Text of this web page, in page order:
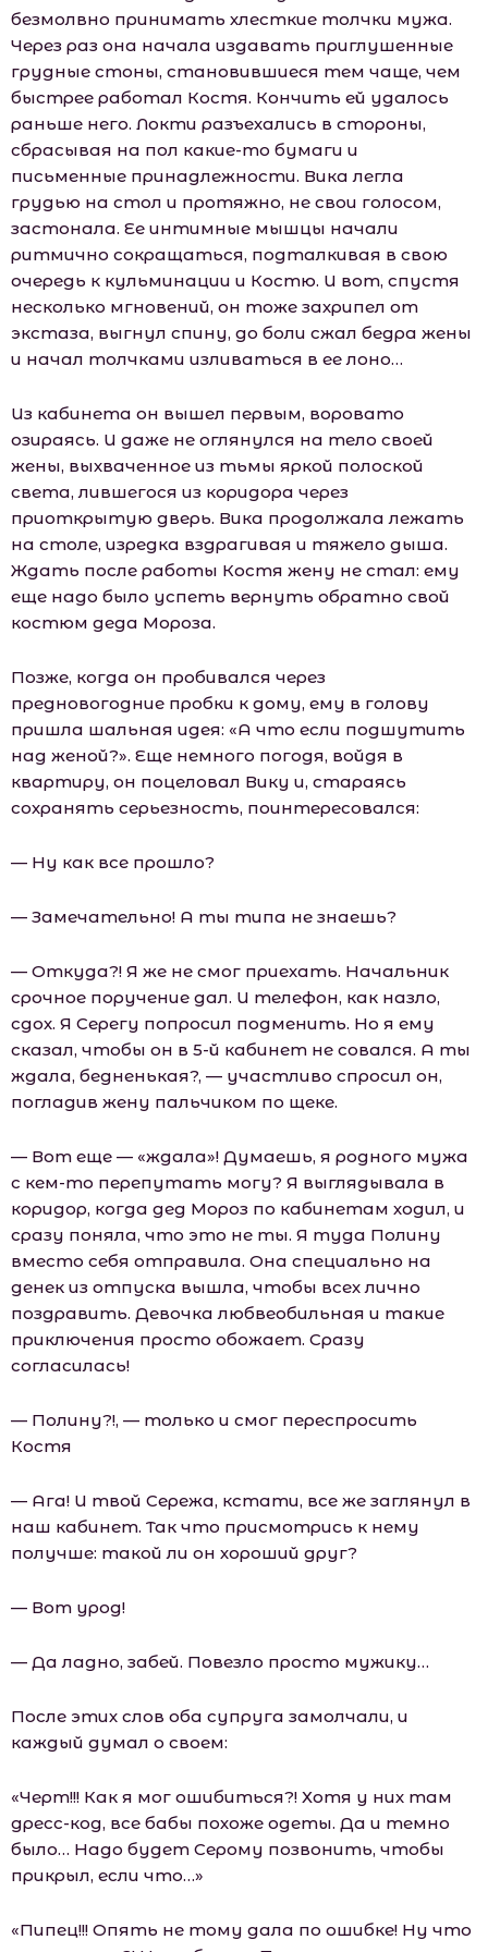
безмолвно принимать хлесткие толчки мужа.
Через раз она начала издавать приглушенные
грудные стоны, становившиеся тем чаще, чем
быстрее работал Костя. Кончить ей удалось
раньше него. Локти разъехались в стороны,
сбрасывая на пол какие-то бумаги и
письменные принадлежности. Вика легла
грудью на стол и протяжно, не свои голосом,
застонала. Ее интимные мышцы начали
ритмично сокращаться, подталкивая в свою
очередь к кульминации и Костю. И вот, спустя
несколько мгновений, он тоже захрипел от
экстаза, выгнул спину, до боли сжал бедра жены
и начал толчками изливаться в ее лоно…
Из кабинета он вышел первым, воровато
озираясь. И даже не оглянулся на тело своей
жены, выхваченное из тьмы яркой полоской
света, лившегося из коридора через
приоткрытую дверь. Вика продолжала лежать
на столе, изредка вздрагивая и тяжело дыша.
Ждать после работы Костя жену не стал: ему
еще надо было успеть вернуть обратно свой
костюм деда Мороза.
Позже, когда он пробивался через
предновогодние пробки к дому, ему в голову
пришла шальная идея: «А что если подшутить
над женой?». Еще немного погодя, войдя в
квартиру, он поцеловал Вику и, стараясь
сохранять серьезность, поинтересовался:
— Ну как все прошло?
— Замечательно! А ты типа не знаешь?
— Откуда?! Я же не смог приехать. Начальник
срочное поручение дал. И телефон, как назло,
сдох. Я Серегу попросил подменить. Но я ему
сказал, чтобы он в 5-й кабинет не совался. А ты
ждала, бедненькая?, — участливо спросил он,
погладив жену пальчиком по щеке.
— Вот еще — «ждала»! Думаешь, я родного мужа
с кем-то перепутать могу? Я выглядывала в
коридор, когда дед Мороз по кабинетам ходил, и
сразу поняла, что это не ты. Я туда Полину
вместо себя отправила. Она специально на
денек из отпуска вышла, чтобы всех лично
поздравить. Девочка любвеобильная и такие
приключения просто обожает. Сразу
согласилась!
— Полину?!, — только и смог переспросить
Костя
— Ага! И твой Сережа, кстати, все же заглянул в
наш кабинет. Так что присмотрись к нему
получше: такой ли он хороший друг?
— Вот урод!
— Да ладно, забей. Повезло просто мужику…
После этих слов оба супруга замолчали, и
каждый думал о своем:
«Черт!!! Как я мог ошибиться?! Хотя у них там
дресс-код, все бабы похоже одеты. Да и темно
было… Надо будет Серому позвонить, чтобы
прикрыл, если что…»
«Пипец!!! Опять не тому дала по ошибке! Ну что